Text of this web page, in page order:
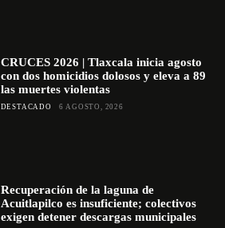
CRUCES 2026 | Tlaxcala inicia agosto
con dos homicidios dolosos y eleva a 89
las muertes violentas
DESTACADO 6 AGOSTO, 2026
Recuperación de la laguna de
Acuitlapilco es insuficiente; colectivos
exigen detener descargas municipales